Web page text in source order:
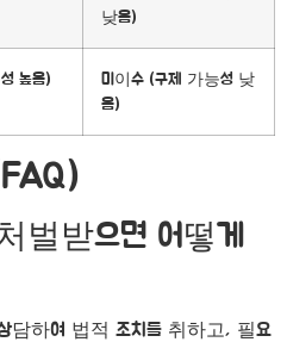
낮음)
높음)
미이수 (구제 가능성 낮
음)
벌받으면 어떻게
담하여 법적 조치를 취하고, 필요